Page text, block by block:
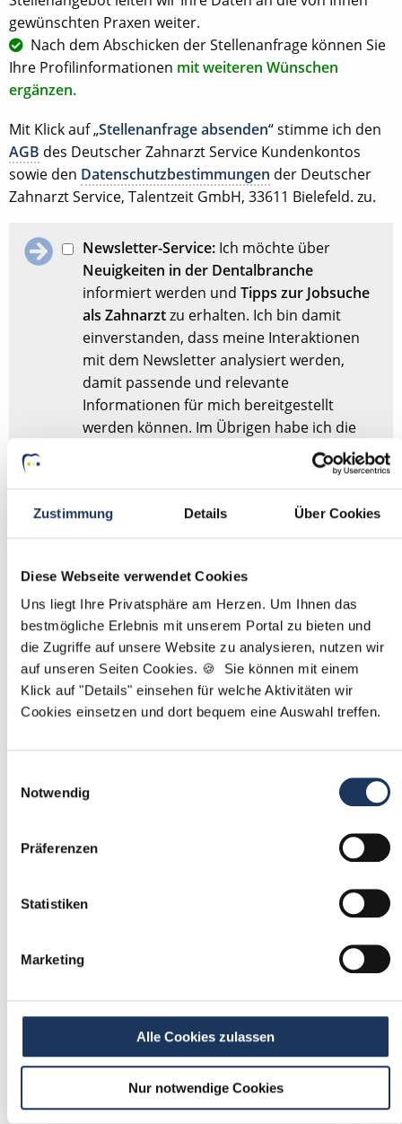
Zustimmung Details Über Cookies
Diese Webseite verwendet Cookies
Uns liegt Ihre Privatsphäre am Herzen. Um Ihnen das
bestmögliche Erlebnis mit unserem Portal zu bieten und
die Zugriffe auf unsere Website zu analysieren, nutzen wir
auf unseren Seiten Cookies. 🍪 Sie können mit einem
Klick auf "Details" einsehen für welche Aktivitäten wir
Cookies einsetzen und dort bequem eine Auswahl treffen.
Notwendig
Präferenzen
Statistiken
Marketing
Alle Cookies zulassen
Nur notwendige Cookies
gewünschten Praxen weiter.
Nach dem Abschicken der Stellenanfrage können Sie
Ihre Profilinformationen mit weiteren Wünschen
ergänzen.
Mit Klick auf „Stellenanfrage absenden“ stimme ich den
AGB des Deutscher Zahnarzt Service Kundenkontos
sowie den Datenschutzbestimmungen der Deutscher
Zahnarzt Service, Talentzeit GmbH, 33611 Bielefeld. zu.
Newsletter-Service: Ich möchte über
Neuigkeiten in der Dentalbranche
informiert werden undTipps zur Jobsuche
als Zahnarztzu erhalten. Ich bin damit
einverstanden, dass meine Interaktionen
mit dem Newsletter analysiert werden,
damit passende und relevante
Informationen für mich bereitgestellt
werden können. Im Übrigen habe ich die
gelesen und bin mit
Stellenanfrage absenden
Sie haben dieses Formular schonmal abgesendet?
müssen Sie das Formular nicht erneut abschicken,
sondern nurhierIhre Angaben für die Stellensuche
anpassen.
Mit*markierte Felder sind Pflichtfelder
1
2
Passende Stellenangebote
erhalten
stetig neue Stellenangebote erhalten
ohne selbst zu suchen